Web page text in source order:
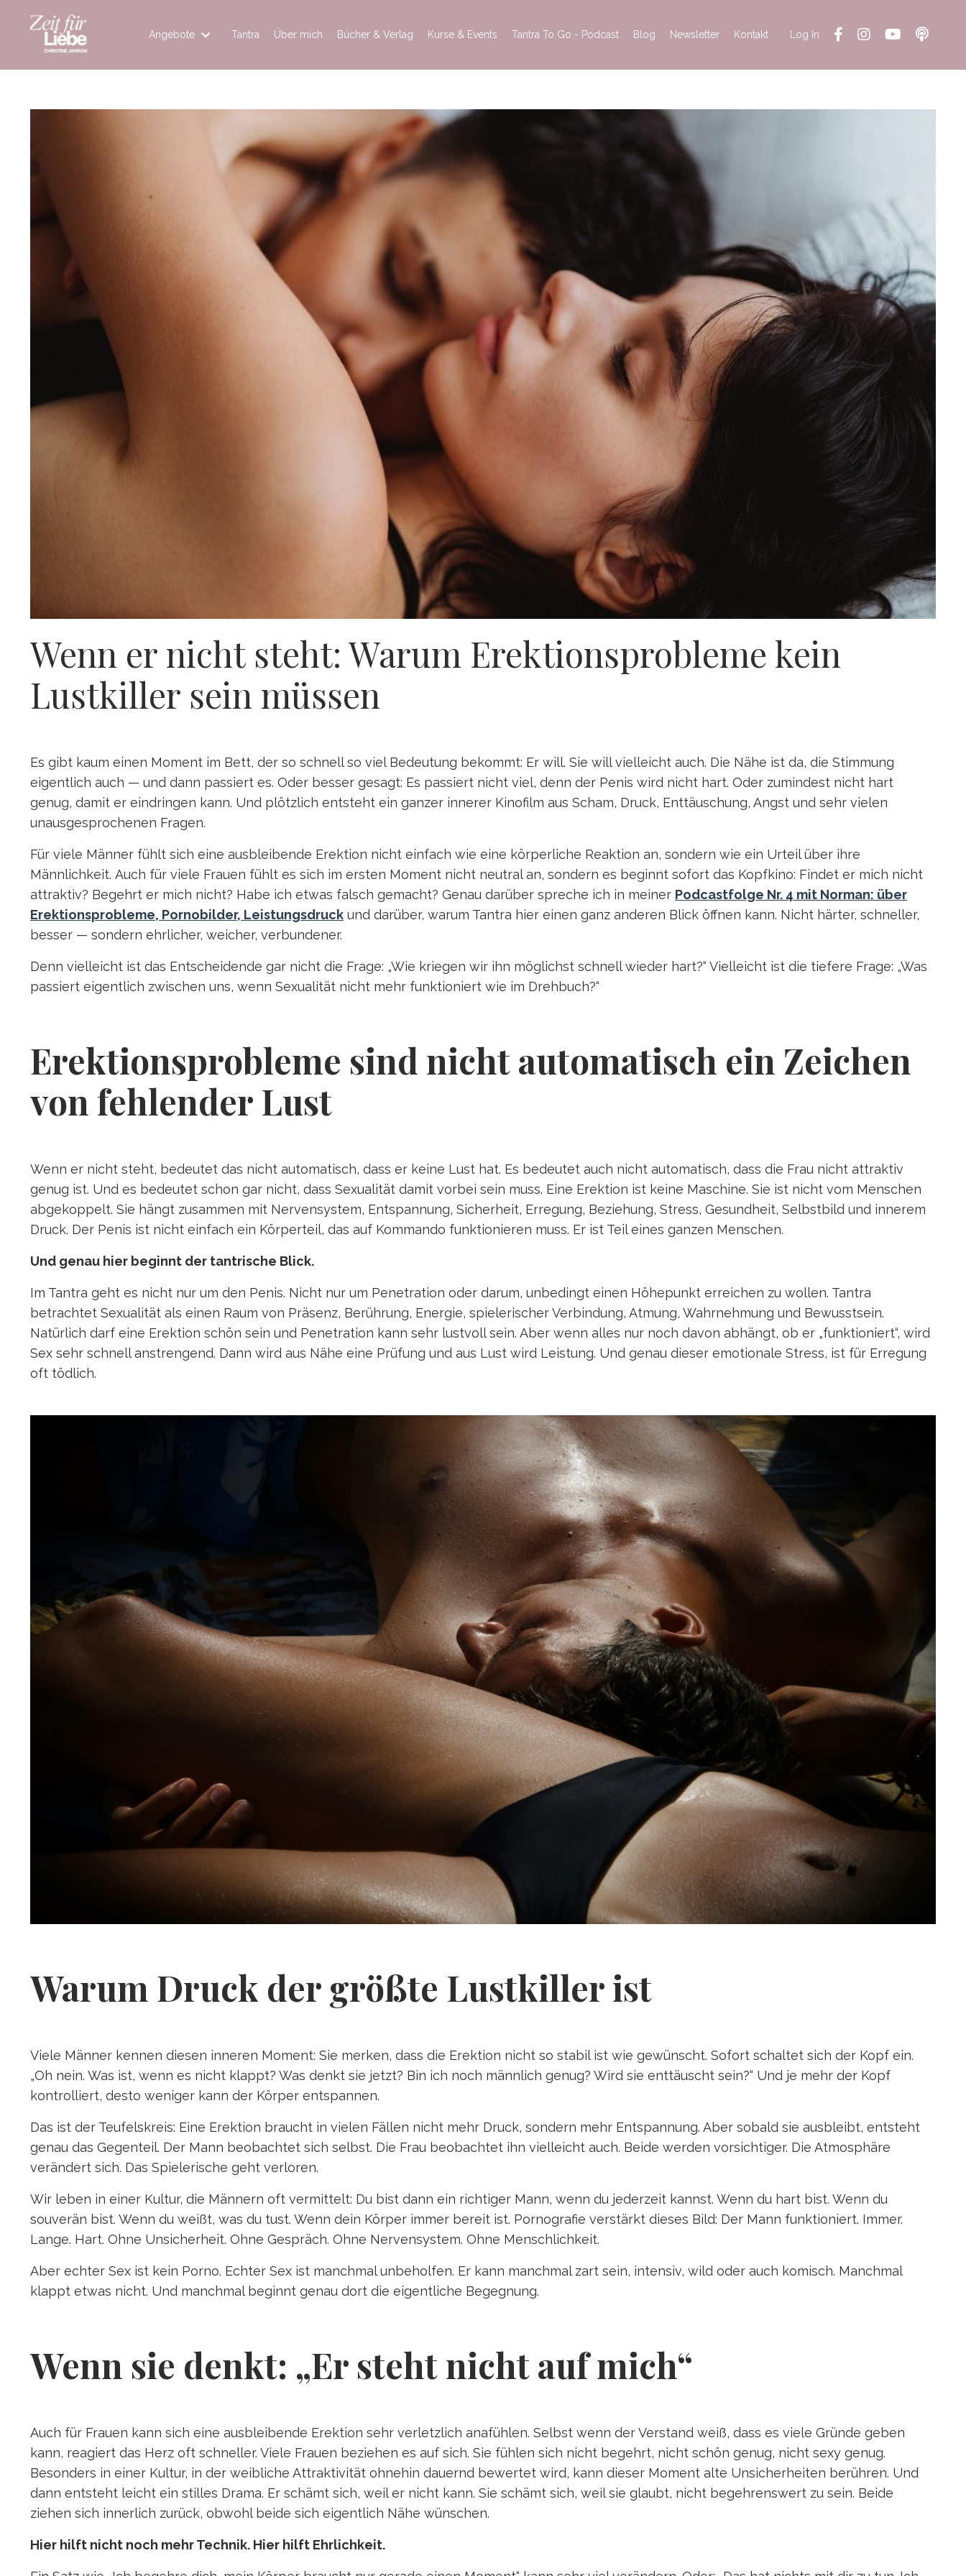
Angebote Tantra Über mich Bücher & Verlag Kurse & Events Tantra To Go - Podcast Blog Newsletter Kontakt Log In
Wenn er nicht steht: Warum Erektionsprobleme kein
Lustkiller sein müssen
Es gibt kaum einen Moment im Bett, der so schnell so viel Bedeutung bekommt: Er will. Sie will vielleicht auch. Die Nähe ist da, die Stimmung
eigentlich auch — und dann passiert es. Oder besser gesagt: Es passiert nicht viel, denn der Penis wird nicht hart. Oder zumindest nicht hart
genug, damit er eindringen kann. Und plötzlich entsteht ein ganzer innerer Kinofilm aus Scham, Druck, Enttäuschung, Angst und sehr vielen
unausgesprochenen Fragen.
Für viele Männer fühlt sich eine ausbleibende Erektion nicht einfach wie eine körperliche Reaktion an, sondern wie ein Urteil über ihre
Männlichkeit. Auch für viele Frauen fühlt es sich im ersten Moment nicht neutral an, sondern es beginnt sofort das Kopfkino: Findet er mich nicht
attraktiv? Begehrt er mich nicht? Habe ich etwas falsch gemacht? Genau darüber spreche ich in meiner Podcastfolge Nr. 4 mit Norman: über
Erektionsprobleme, Pornobilder, Leistungsdruck und darüber, warum Tantra hier einen ganz anderen Blick öffnen kann. Nicht härter, schneller,
besser — sondern ehrlicher, weicher, verbundener.
Denn vielleicht ist das Entscheidende gar nicht die Frage: „Wie kriegen wir ihn möglichst schnell wieder hart?“ Vielleicht ist die tiefere Frage: „Was
passiert eigentlich zwischen uns, wenn Sexualität nicht mehr funktioniert wie im Drehbuch?“
Erektionsprobleme sind nicht automatisch ein Zeichen
von fehlender Lust
Wenn er nicht steht, bedeutet das nicht automatisch, dass er keine Lust hat. Es bedeutet auch nicht automatisch, dass die Frau nicht attraktiv
genug ist. Und es bedeutet schon gar nicht, dass Sexualität damit vorbei sein muss. Eine Erektion ist keine Maschine. Sie ist nicht vom Menschen
abgekoppelt. Sie hängt zusammen mit Nervensystem, Entspannung, Sicherheit, Erregung, Beziehung, Stress, Gesundheit, Selbstbild und innerem
Druck. Der Penis ist nicht einfach ein Körperteil, das auf Kommando funktionieren muss. Er ist Teil eines ganzen Menschen.
Und genau hier beginnt der tantrische Blick.
Im Tantra geht es nicht nur um den Penis. Nicht nur um Penetration oder darum, unbedingt einen Höhepunkt erreichen zu wollen. Tantra
betrachtet Sexualität als einen Raum von Präsenz, Berührung, Energie, spielerischer Verbindung, Atmung, Wahrnehmung und Bewusstsein.
Natürlich darf eine Erektion schön sein und Penetration kann sehr lustvoll sein. Aber wenn alles nur noch davon abhängt, ob er „funktioniert“, wird
Sex sehr schnell anstrengend. Dann wird aus Nähe eine Prüfung und aus Lust wird Leistung. Und genau dieser emotionale Stress, ist für Erregung
oft tödlich.
Warum Druck der größte Lustkiller ist
Viele Männer kennen diesen inneren Moment: Sie merken, dass die Erektion nicht so stabil ist wie gewünscht. Sofort schaltet sich der Kopf ein.
„Oh nein. Was ist, wenn es nicht klappt? Was denkt sie jetzt? Bin ich noch männlich genug? Wird sie enttäuscht sein?“ Und je mehr der Kopf
kontrolliert, desto weniger kann der Körper entspannen.
Das ist der Teufelskreis: Eine Erektion braucht in vielen Fällen nicht mehr Druck, sondern mehr Entspannung. Aber sobald sie ausbleibt, entsteht
genau das Gegenteil. Der Mann beobachtet sich selbst. Die Frau beobachtet ihn vielleicht auch. Beide werden vorsichtiger. Die Atmosphäre
verändert sich. Das Spielerische geht verloren.
Wir leben in einer Kultur, die Männern oft vermittelt: Du bist dann ein richtiger Mann, wenn du jederzeit kannst. Wenn du hart bist. Wenn du
souverän bist. Wenn du weißt, was du tust. Wenn dein Körper immer bereit ist. Pornografie verstärkt dieses Bild: Der Mann funktioniert. Immer.
Lange. Hart. Ohne Unsicherheit. Ohne Gespräch. Ohne Nervensystem. Ohne Menschlichkeit.
Aber echter Sex ist kein Porno. Echter Sex ist manchmal unbeholfen. Er kann manchmal zart sein, intensiv, wild oder auch komisch. Manchmal
klappt etwas nicht. Und manchmal beginnt genau dort die eigentliche Begegnung.
Wenn sie denkt: „Er steht nicht auf mich“
Auch für Frauen kann sich eine ausbleibende Erektion sehr verletzlich anafühlen. Selbst wenn der Verstand weiß, dass es viele Gründe geben
kann, reagiert das Herz oft schneller. Viele Frauen beziehen es auf sich. Sie fühlen sich nicht begehrt, nicht schön genug, nicht sexy genug.
Besonders in einer Kultur, in der weibliche Attraktivität ohnehin dauernd bewertet wird, kann dieser Moment alte Unsicherheiten berühren. Und
dann entsteht leicht ein stilles Drama. Er schämt sich, weil er nicht kann. Sie schämt sich, weil sie glaubt, nicht begehrenswert zu sein. Beide
ziehen sich innerlich zurück, obwohl beide sich eigentlich Nähe wünschen.
Hier hilft nicht noch mehr Technik. Hier hilft Ehrlichkeit.